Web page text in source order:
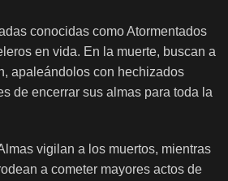
conocidas como Atormentados
en vida. En la muerte, buscan a
apaleándolos con hechizados
de encerrar sus almas para toda la
vigilan a los muertos, mientras
a cometer mayores actos de